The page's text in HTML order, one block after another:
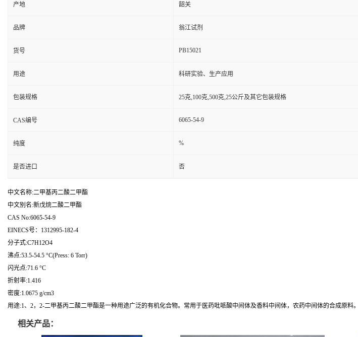
产地 韶关
品牌 翁江试剂
货号 PB15021
用途 科研实验、生产应用
包装规格 25克,100克,500克,25公斤及其它包装规格
CAS编号 6065-54-9
纯度 %
是否进口 否
中文名称:二甲基丙二酸二甲酯
中文别名:新戊烷二酸二甲酯
CAS No:6065-54-9
EINECS号：1312995-182-4
分子式:C7H12O4
沸点:53.5-54.5 °C(Press: 6 Torr)
闪光点:71.6 °C
折射率:1.416
密度:1.0675 g/cm3
用途:1、2，2-二甲基丙二酸二甲酯是一种用途广泛的有机化合物。常用于医药吡哌酸中间体及香料中间体，农药中间体的合成原料。
相关产品：